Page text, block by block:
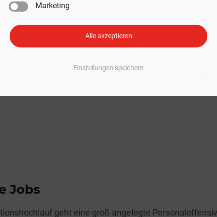
Marketing
Alle akzeptieren
Einstellungen speichern
Jobs
geht eine groß angelegte